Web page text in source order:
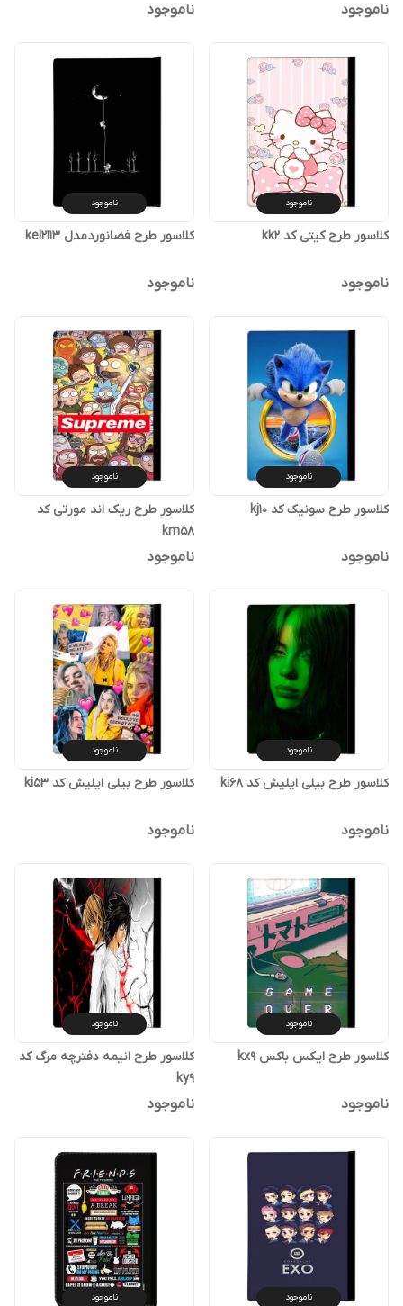
ناموجود ناموجود
ناموجود
کلاسور طرح کیتی کد kk2
ناموجود
ناموجود
کلاسور طرح فضانورد مدل kel2113
ناموجود
ناموجود
کلاسور طرح سونیک کد kj10
ناموجود
ناموجود
کلاسور طرح ریک اند مورتی کد
km58
ناموجود
ناموجود
کلاسور طرح بیلی ایلیش کد ki68
ناموجود
ناموجود
کلاسور طرح بیلی ایلیش کد ki53
ناموجود
ناموجود
کلاسور طرح ایکس باکس kx9
ناموجود
ناموجود
کلاسور طرح انیمه دفترچه مرگ کد
ky9
ناموجود
ناموجود ناموجود